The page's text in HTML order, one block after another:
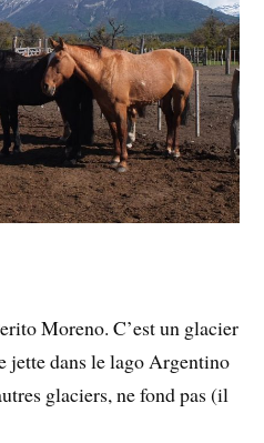
Moreno. C’est un glacier
jette dans le lago Argentino
glaciers, ne fond pas (il